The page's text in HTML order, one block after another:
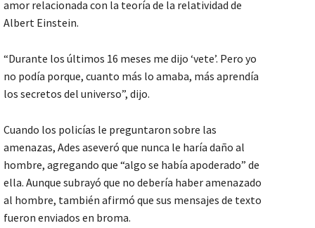
amor relacionada con la teoría de la relatividad de
Albert Einstein.
“Durante los últimos 16 meses me dijo ‘vete’. Pero yo
no podía porque, cuanto más lo amaba, más aprendía
los secretos del universo”, dijo.
Cuando los policías le preguntaron sobre las
amenazas, Ades aseveró que nunca le haría daño al
hombre, agregando que “algo se había apoderado” de
ella. Aunque subrayó que no debería haber amenazado
al hombre, también afirmó que sus mensajes de texto
fueron enviados en broma.